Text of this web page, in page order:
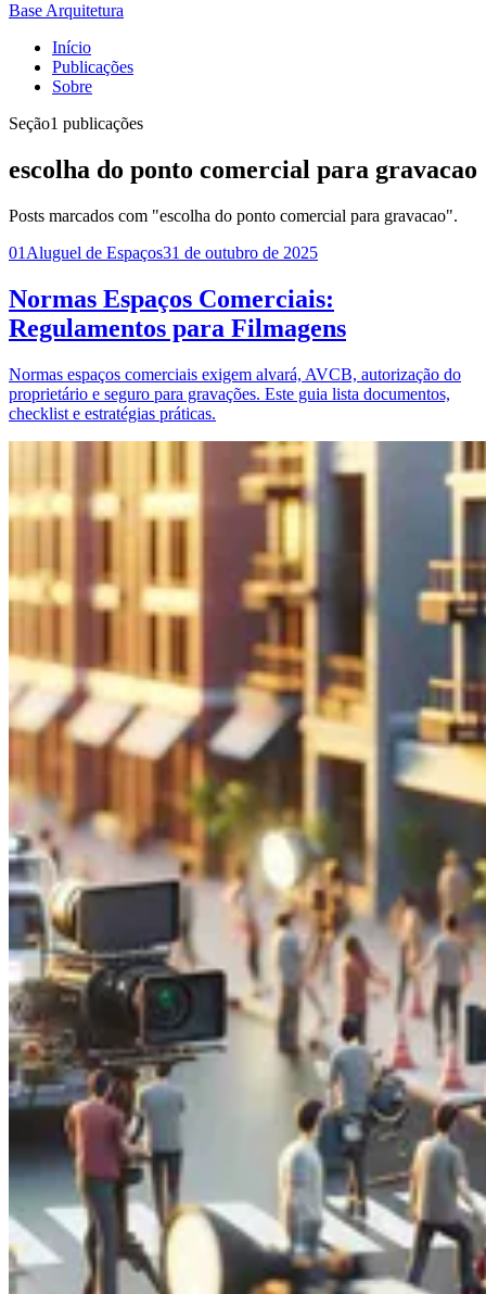
Base Arquitetura
Início
Publicações
Sobre
Seção1 publicações
escolha do ponto comercial para gravacao
Posts marcados com "escolha do ponto comercial para gravacao".
01 Aluguel de Espaços31 de outubro de 2025
Normas Espaços Comerciais:
Regulamentos para Filmagens
Normas espaços comerciais exigem alvará, AVCB, autorização do
proprietário e seguro para gravações. Este guia lista documentos,
checklist e estratégias práticas.